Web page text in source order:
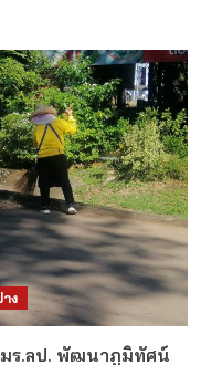
ง
มร.ลป. พัฒนาภูมิทัศน์